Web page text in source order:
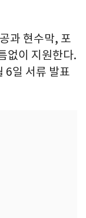
과 현수막, 포
없이 지원한다.
6일 서류 발표